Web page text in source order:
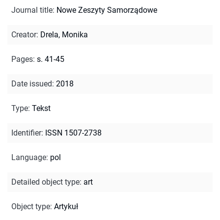
Journal title: Nowe Zeszyty Samorządowe
Creator: Drela, Monika
Pages: s. 41-45
Date issued: 2018
Type: Tekst
Identifier: ISSN 1507-2738
Language: pol
Detailed object type: art
Object type: Artykuł